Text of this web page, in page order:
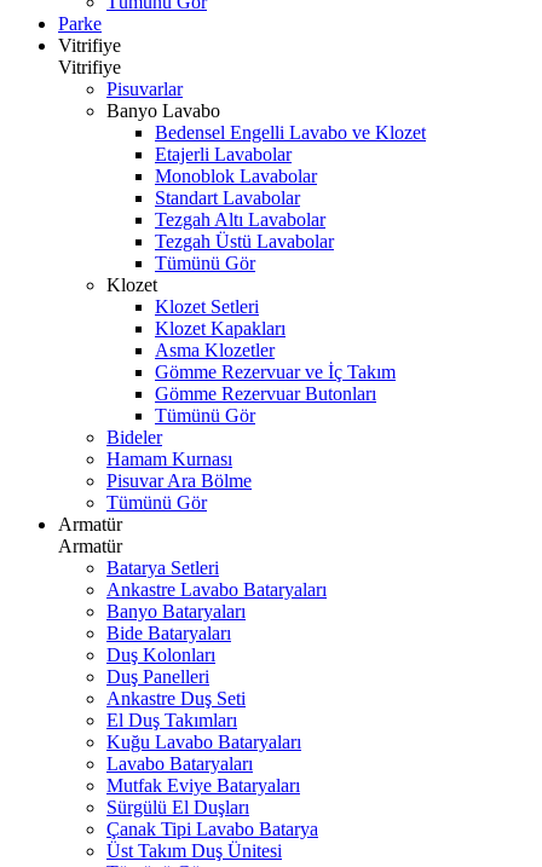
Parke
Vitrifiye
Vitrifiye
Pisuvarlar
Banyo Lavabo
Bedensel Engelli Lavabo ve Klozet
Etajerli Lavabolar
Monoblok Lavabolar
Standart Lavabolar
Tezgah Altı Lavabolar
Tezgah Üstü Lavabolar
Tümünü Gör
Klozet
Klozet Setleri
Klozet Kapakları
Asma Klozetler
Gömme Rezervuar ve İç Takım
Gömme Rezervuar Butonları
Tümünü Gör
Bideler
Hamam Kurnası
Pisuvar Ara Bölme
Tümünü Gör
Armatür
Armatür
Batarya Setleri
Ankastre Lavabo Bataryaları
Banyo Bataryaları
Bide Bataryaları
Duş Kolonları
Duş Panelleri
Ankastre Duş Seti
El Duş Takımları
Kuğu Lavabo Bataryaları
Lavabo Bataryaları
Mutfak Eviye Bataryaları
Sürgülü El Duşları
Çanak Tipi Lavabo Batarya
Üst Takım Duş Ünitesi